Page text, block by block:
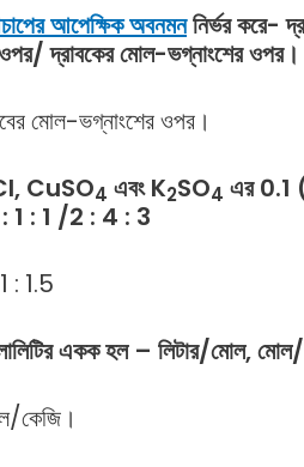
আপেক্ষিক অবনমননির্ভর করে-
দ্রাবকের মোল-ভগ্নাংশের ওপর।
মোল-ভগ্নাংশের ওপর।
CuSO4 এবং K2SO4 এর0.1
1 : 1 /2 : 4 : 3
: 1.5
এককহল– লিটার/মোল,মোল/
কেজি।